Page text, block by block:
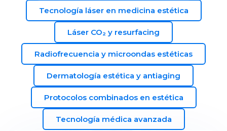
Tecnología láser en medicina estética
Láser CO₂ y resurfacing
Radiofrecuencia y microondas estéticas
Dermatología estética y antiaging
Protocolos combinados en estética
Tecnología médica avanzada